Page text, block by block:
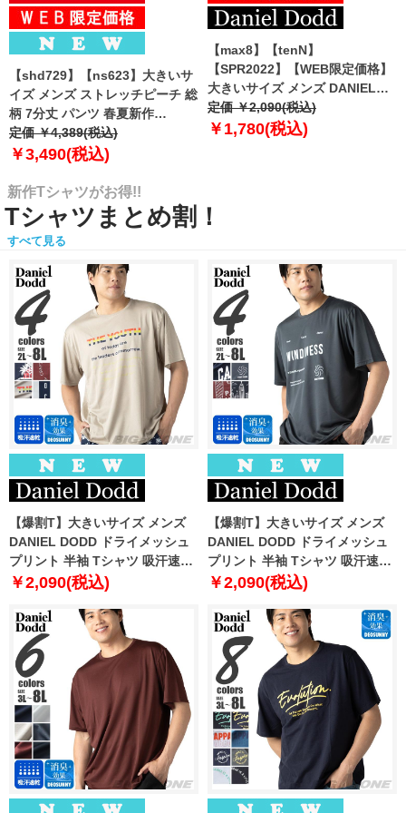
【shd729】【ns623】大きいサ
イズ メンズ ストレッチピーチ 総
柄 7分丈 パンツ 春夏新作
302249az 【fre】
定価 ￥4,389(税込)
￥3,490(税込)
【max8】【tenN】
【SPR2022】【WEB限定価格】
大きいサイズ メンズ DANIEL
DODD 吸汗速乾 前開き ボクサー
パンツ カラーステッチ ボクサー
定価 ￥2,090(税込)
￥1,780(税込)
新作Tシャツがお得!!
Tシャツまとめ割！
すべて見る
【爆割T】大きいサイズ メンズ
DANIEL DODD ドライメッシュ
プリント 半袖 Tシャツ 吸汗速乾
春夏新作 tjt-2602dry3 【fre】
￥2,090(税込)
【爆割T】大きいサイズ メンズ
DANIEL DODD ドライメッシュ
プリント 半袖 Tシャツ 吸汗速乾
春夏新作 tjt-2602dry4 【fre】
￥2,090(税込)